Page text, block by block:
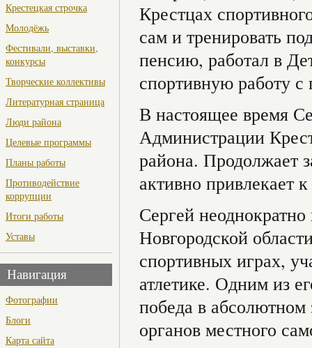
Крестецкая строчка
Молодёжь
Фестивали, выставки,
конкурсы
Творческие коллективы
Литературная страница
Люди района
Целевые программы
Планы работы
Противодействие
коррупции
Итоги работы
Уставы
Навигация
Фотографии
Блоги
Карта сайта
Крестцах
сам и тренировать
пенсию, работал в
спортивную работу
В настоящее время
Администрации
района. Продолжает
активно
Сергей
Новгородской
спортивных играх,
атлетике. Одним из
победа в абсолютном
органов местного